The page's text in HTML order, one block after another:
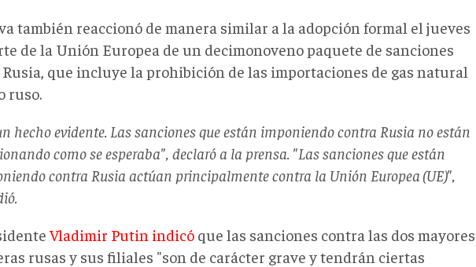
también reaccionó de manera similar a la adopción formal el jueves
de la Unión Europea de un decimonoveno paquete de sanciones
que incluye la prohibición de las importaciones de gas natural
ruso.
hecho evidente. Las sanciones que están imponiendo contra Rusia no están
como se esperaba", declaró a la prensa. "Las sanciones que están
contra Rusia actúan principalmente contra la Unión Europea (UE)",
Vladimir Putin indicó que las sanciones contra las dos mayores
rusas y sus filiales "son de carácter grave y tendrán ciertas